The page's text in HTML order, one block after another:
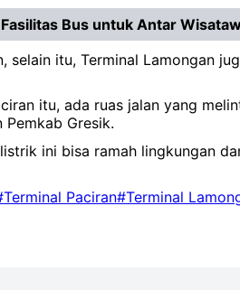
Bus untuk Antar
selain itu, Terminal Lamongan
itu, ada ruas jalan yang
Gresik.
ini bisa ramah lingkungan
Paciran#Terminal